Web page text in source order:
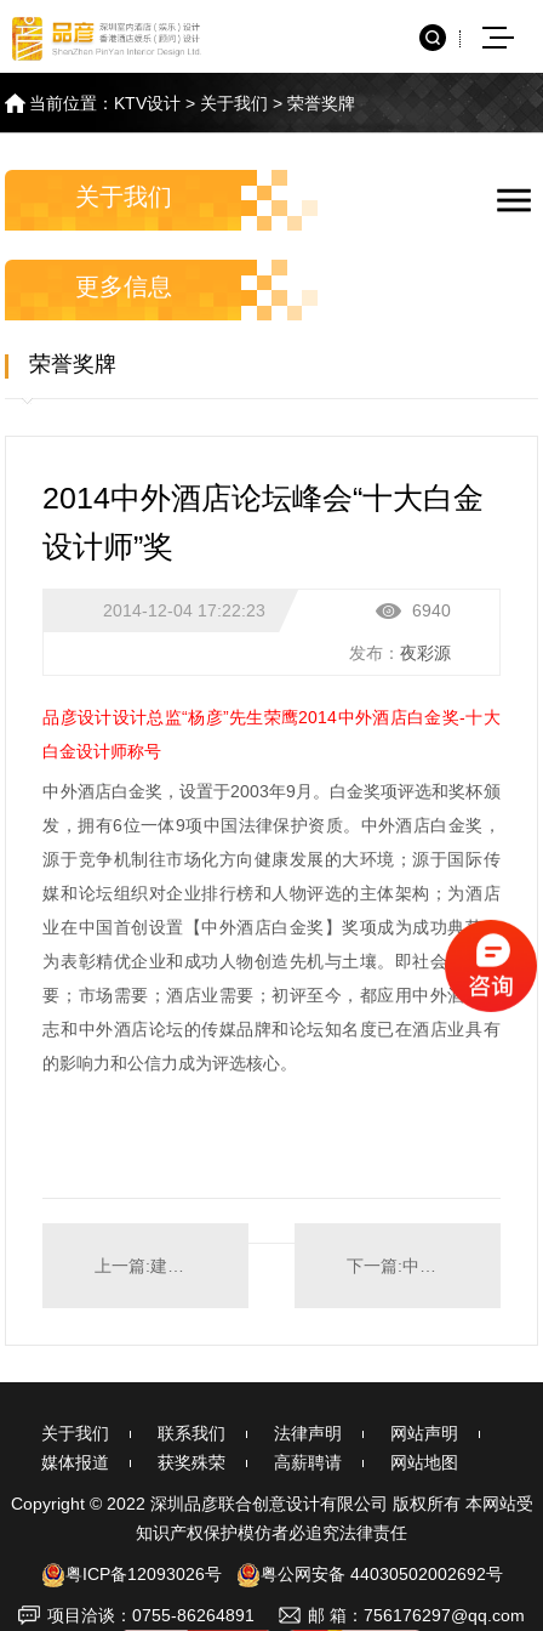
当前位置： KTV设计 > 关于我们 >荣誉奖牌
关于我们
更多信息
荣誉奖牌
2014中外酒店论坛峰会“十大白金
设计师”奖
2014-12-04 17:22:23 6940
发布： 夜彩源
品彦设计设计总监“杨彦”先生荣鹰2014中外酒店白金奖-十大
白金设计师称号
中外酒店白金奖，设置于2003年9月。白金奖项评选和奖杯颁
发，拥有6位一体9项中国法律保护资质。中外酒店白金奖，
源于竞争机制往市场化方向健康发展的大环境；源于国际传
媒和论坛组织对企业排行榜和人物评选的主体架构；为酒店
业在中国首创设置【中外酒店白金奖】奖项成为成功典范；
为表彰精优企业和成功人物创造先机与土壤。即社会环境需
要；市场需要；酒店业需要；初评至今，都应用中外酒店杂
志和中外酒店论坛的传媒品牌和论坛知名度已在酒店业具有
的影响力和公信力成为评选核心。
关于我们 联系我们 法律声明
网站声明
媒体报道
获奖殊荣 高薪聘请 网站地图
Copyright © 2022 深圳品彦联合创意设计有限公司 版权所有 本网站受
知识产权保护模仿者必追究法律责任
粤ICP备12093026号 粤公网安备 44030502002692号
项目洽谈：0755-86264891 邮 箱：756176297@qq.com